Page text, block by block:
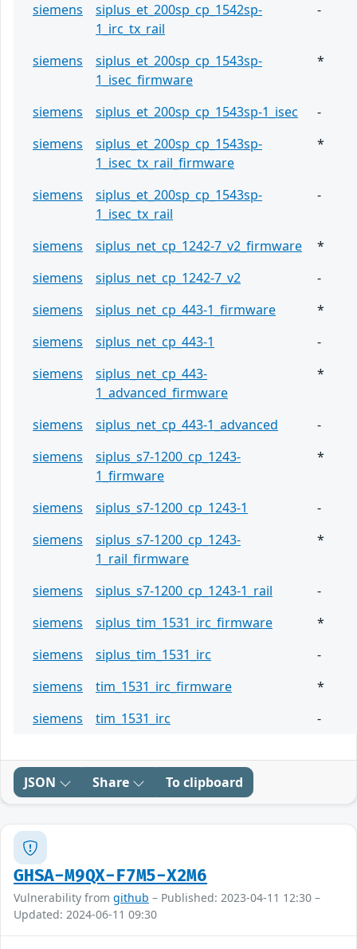
siemens
siplus_et_200sp_cp_1542sp-
1_irc_tx_rail
-
siemens
siplus_et_200sp_cp_1543sp-
1_isec_firmware
*
siemens siplus_et_200sp_cp_1543sp-1_isec
-
siemens
siplus_et_200sp_cp_1543sp-
1_isec_tx_rail_firmware
*
siemens
siplus_et_200sp_cp_1543sp-
1_isec_tx_rail
-
siemens siplus_net_cp_1242-7_v2_firmware
*
siemens
siplus_net_cp_1242-7_v2
-
siemens
siplus_net_cp_443-1_firmware
*
siemens
siplus_net_cp_443-1
-
siemens
siplus_net_cp_443-
1_advanced_firmware
*
siemens siplus_net_cp_443-1_advanced
-
siemens
siplus_s7-1200_cp_1243-
1_firmware
*
siemens siplus_s7-1200_cp_1243-1
-
siemens
siplus_s7-1200_cp_1243-
1_rail_firmware
*
siemens siplus_s7-1200_cp_1243-1_rail
-
siemens
siplus_tim_1531_irc_firmware
*
siemens
siplus_tim_1531_irc
-
siemens
tim_1531_irc_firmware
*
siemens
tim_1531_irc -
JSON Share To clipboard
GHSA-M9QX-F7M5-X2M6
Vulnerability from github – Published: 2023-04-11 12:30 –
Updated: 2024-06-11 09:30